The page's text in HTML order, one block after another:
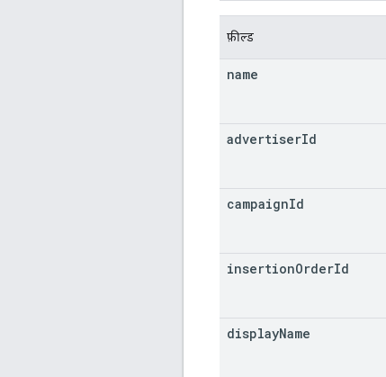
फ़ील्ड
name
advertiserId
campaignId
insertionOrderId
displayName